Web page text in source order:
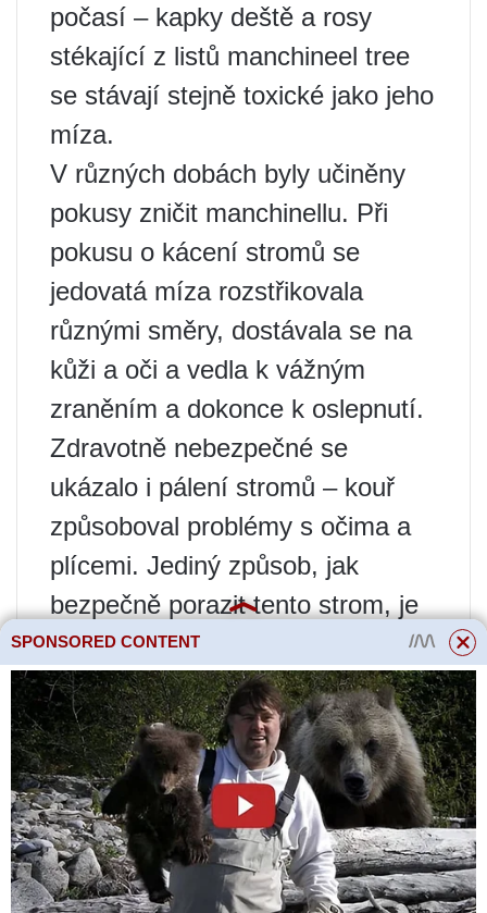
počasí – kapky deště a rosy
stékající z listů manchineel tree
se stávají stejně toxické jako jeho
míza.
V různých dobách byly učiněny
pokusy zničit manchinellu. Při
pokusu o kácení stromů se
jedovatá míza rozstřikovala
různými směry, dostávala se na
kůži a oči a vedla k vážným
zraněním a dokonce k oslepnutí.
Zdravotně nebezpečné se
ukázalo i pálení stromů – kouř
způsoboval problémy s očima a
plícemi. Jediný způsob, jak
bezpečně porazit tento strom, je
obklopit strom ohněm a usušit jej
na kořeni, poté můžete začít
kácet.
V místech, kde manchine roste,
lze často najít cedule
upozorňující turisty, aby pod
těmito stromy neodpočívali a
SPONSORED CONTENT